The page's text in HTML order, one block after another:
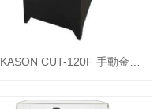
KASON CUT-120F 手動金相